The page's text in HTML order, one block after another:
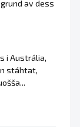
av dess
i Austrália,
stáhtat,